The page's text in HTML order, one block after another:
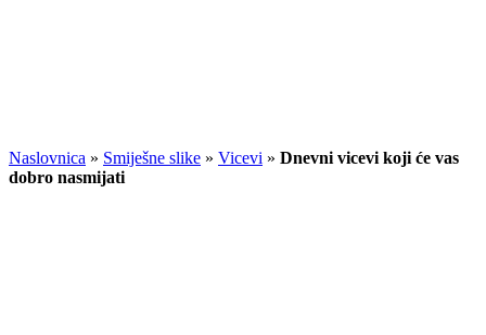
Naslovnica » Smiješne slike » Vicevi » Dnevni vicevi koji će vas
dobro nasmijati